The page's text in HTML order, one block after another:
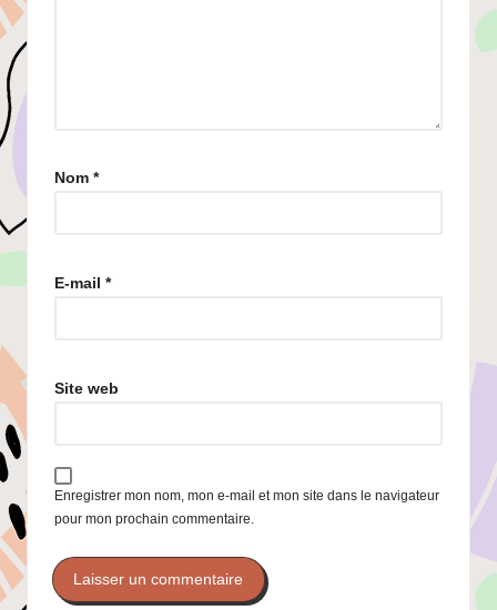
Nom *
E-mail *
Site web
Enregistrer mon nom, mon e-mail et mon site dans le navigateur
pour mon prochain commentaire.